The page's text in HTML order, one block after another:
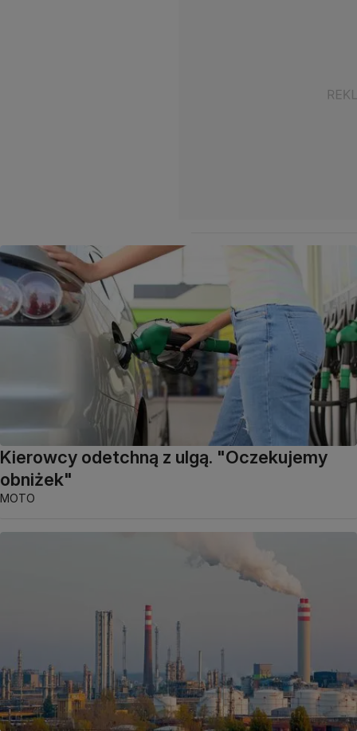
Kierowcy odetchną z ulgą. "Oczekujemy
obniżek"
MOTO